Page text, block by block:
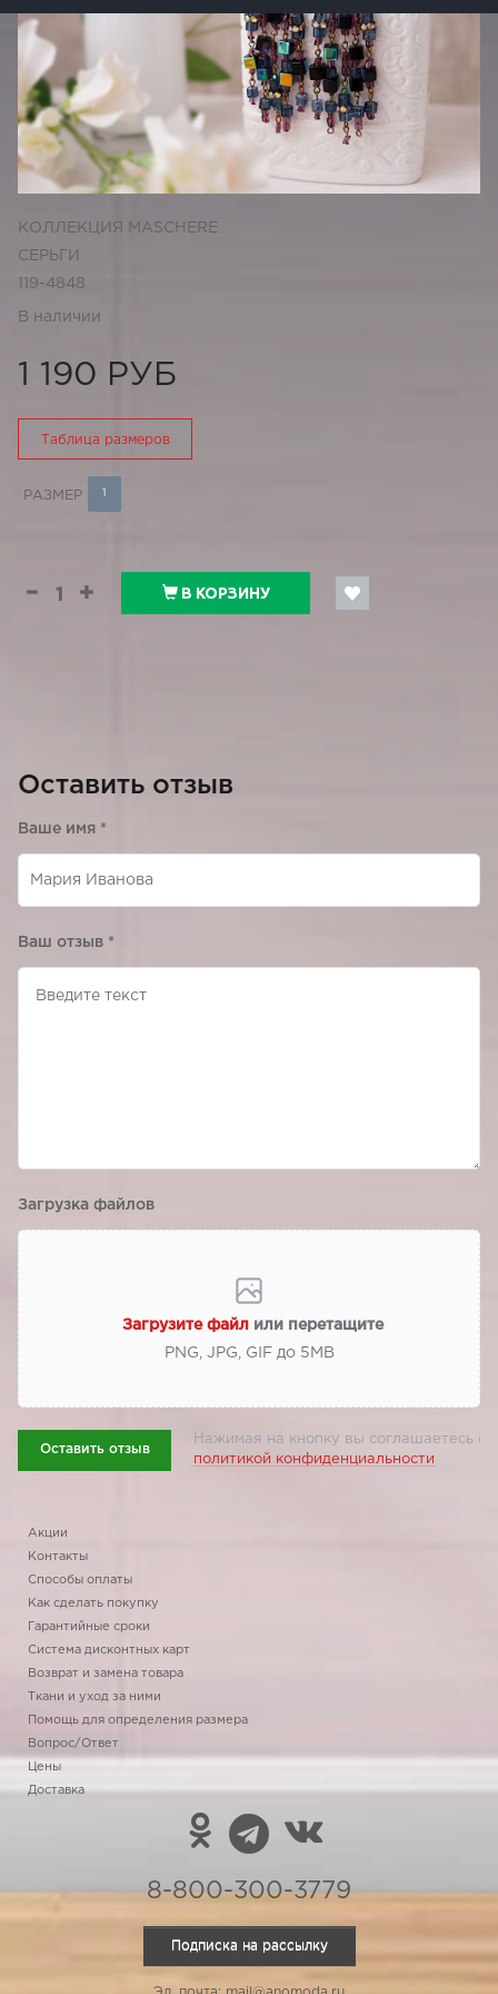
КОЛЛЕКЦИЯ MASCHERE
СЕРЬГИ
119-4848
В наличии
1 190 РУБ
Таблица размеров
РАЗМЕР
В КОРЗИНУ
Оставить отзыв
Ваше имя *
Ваш отзыв *
Загрузка файлов
Загрузите файл или перетащите
PNG, JPG, GIF до 5МВ
Оставить отзыв
Нажимая на кнопку вы соглашаетесь с
политикой конфиденциальности
Акции
Контакты
Способы оплаты
Как сделать покупку
Гарантийные сроки
Система дисконтных карт
Возврат и замена товара
Ткани и уход за ними
Помощь для определения размера
Вопрос/Ответ
Цены
Доставка
8-800-300-3779
Подписка на рассылку